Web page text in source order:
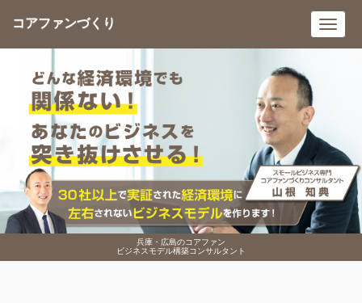
兵庫・広島のコアファン
ビジネスモデル構築コンサルタント
コアファンづくり